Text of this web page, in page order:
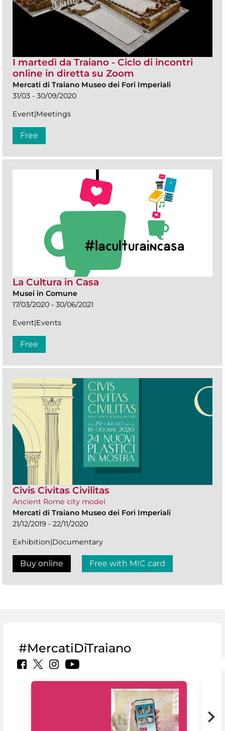
I martedì da Traiano - Ciclo di incontri
online in diretta su Zoom
Mercati di Traiano Museo dei Fori Imperiali
31/03 - 30/09/2020
Event|Meetings
Free
La Cultura in Casa
Musei in Comune
17/03/2020 - 30/06/2021
Event|Events
Free
Civis Civitas Civilitas
Ancient Rome city model
Mercati di Traiano Museo dei Fori Imperiali
21/12/2019 - 22/11/2020
Exhibition|Documentary
Buy online Free with MIC card
#MercatiDiTraiano